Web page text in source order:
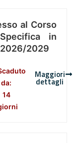
al Corso
in
2029
da:
14
Maggiori
dettagli